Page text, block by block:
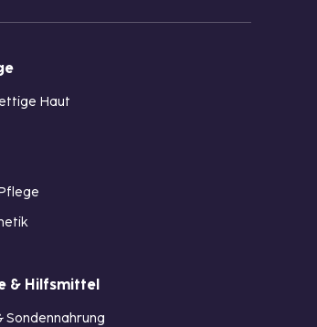
Haut
& Hilfsmittel
Sondennahrung